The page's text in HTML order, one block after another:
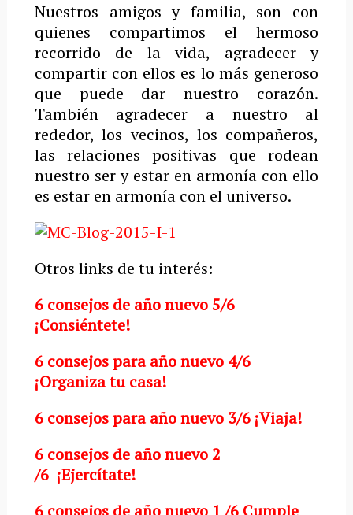
Nuestros amigos y familia, son con
quienes compartimos el hermoso
recorrido de la vida, agradecer y
compartir con ellos es lo más generoso
que puede dar nuestro corazón.
También agradecer a nuestro al
rededor, los vecinos, los compañeros,
las relaciones positivas que rodean
nuestro ser y estar en armonía con ello
es estar en armonía con el universo.
Otros links de tu interés:
6 consejos de año nuevo 5/6
¡Consiéntete!
6 consejos para año nuevo 4/6
¡Organiza tu casa!
6 consejos para año nuevo 3/6 ¡Viaja!
6 consejos de año nuevo 2
/6 ¡Ejercítate!
6 consejos de año nuevo 1 /6Cumple